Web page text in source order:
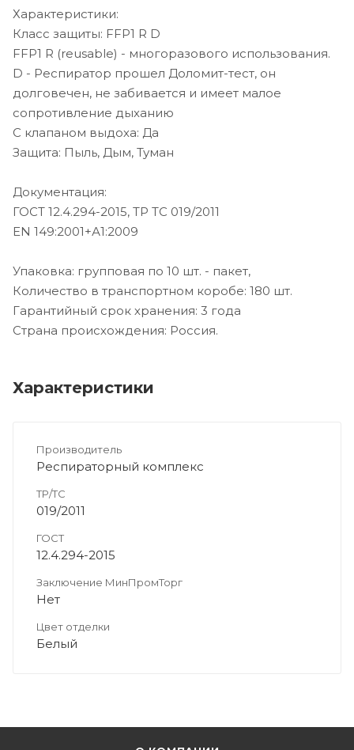
Характеристики:
Класс защиты: FFP1 R D
FFP1 R (reusable) - многоразового использования.
D - Респиратор прошел Доломит-тест, он
долговечен, не забивается и имеет малое
сопротивление дыханию
С клапаном выдоха: Да
Защита: Пыль, Дым, Туман
Документация:
ГОСТ 12.4.294-2015, ТР ТС 019/2011
EN 149:2001+А1:2009
Упаковка: групповая по 10 шт. - пакет,
Количество в транспортном коробе: 180 шт.
Гарантийный срок хранения: 3 года
Страна происхождения: Россия.
Характеристики
Производитель
Респираторный комплекс
ТР/ТС
019/2011
ГОСТ
12.4.294-2015
Заключение МинПромТорг
Нет
Цвет отделки
Белый